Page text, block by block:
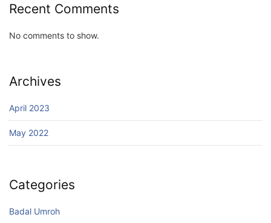
Recent Comments
No comments to show.
Archives
April 2023
May 2022
Categories
Badal Umroh